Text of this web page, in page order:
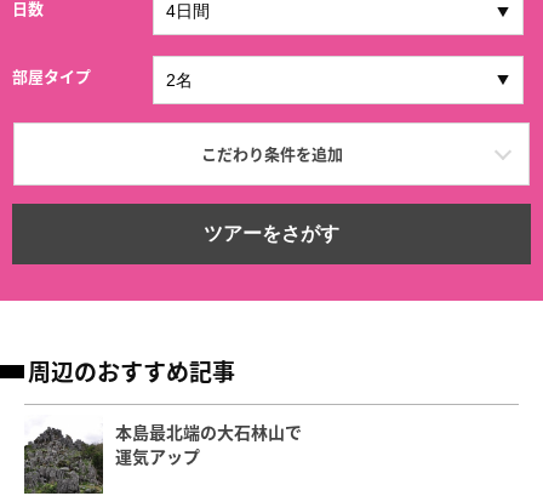
日数
部屋タイプ
こだわり条件を追加
ツアーをさがす
周辺のおすすめ記事
本島最北端の大石林山で
運気アップ